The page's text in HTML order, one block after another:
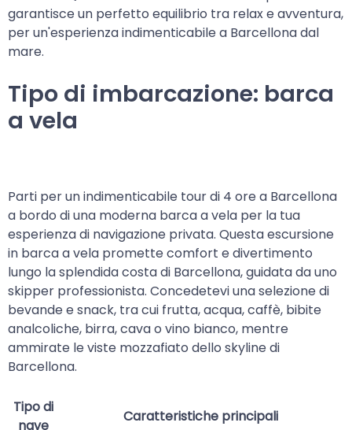
garantisce un perfetto equilibrio tra relax e avventura,
per un'esperienza indimenticabile a Barcellona dal
mare.
Tipo di imbarcazione: barca
a vela
Parti per un indimenticabile tour di 4 ore a Barcellona
a bordo di una moderna barca a vela per la tua
esperienza di navigazione privata. Questa escursione
in barca a vela promette comfort e divertimento
lungo la splendida costa di Barcellona, guidata da uno
skipper professionista. Concedetevi una selezione di
bevande e snack, tra cui frutta, acqua, caffè, bibite
analcoliche, birra, cava o vino bianco, mentre
ammirate le viste mozzafiato dello skyline di
Barcellona.
Tipo di
nave
Caratteristiche principali